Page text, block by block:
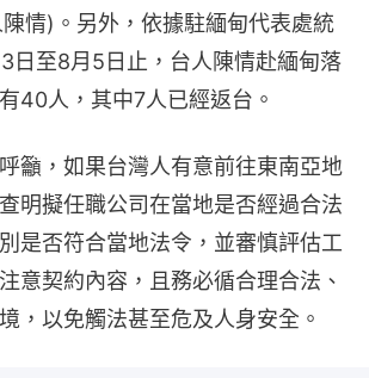
情)。另外，依據駐緬甸代表處統
日至8月5日止，台人陳情赴緬甸落
40人，其中7人已經返台。
籲，如果台灣人有意前往東南亞地
明擬任職公司在當地是否經過合法
是否符合當地法令，並審慎評估工
意契約內容，且務必循合理合法、
，以免觸法甚至危及人身安全。